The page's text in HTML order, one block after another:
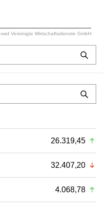
vwd Vereinigte Wirtschaftsdienste GmbH
26.319,45
32.407,20
4.068,78